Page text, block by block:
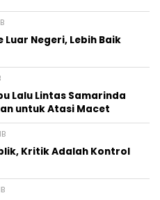
Negeri, Lebih Baik
Lalu Lintas Samarinda
untuk Atasi Macet
Kritik Adalah Kontrol